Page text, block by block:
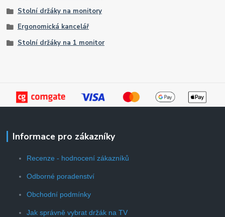
Stolní držáky na monitory
Ergonomická kancelář
Stolní držáky na 1 monitor
Informace pro zákazníky
Recenze - hodnocení zákazníků
Odborné poradenství
Obchodní podmínky
Jak správně vybrat držák na TV